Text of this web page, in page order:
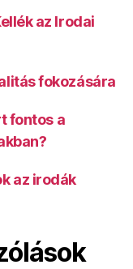
az Irodai
fokozására
fontos a
az irodák